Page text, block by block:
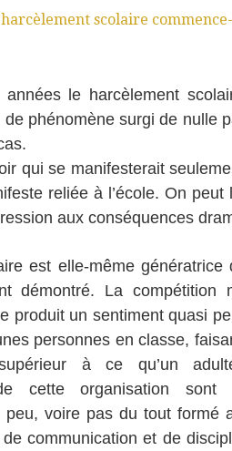
années le harcèlement
phénomène surgi de nulle
qui se manifesterait
reliée à l’école. On peut
aux conséquences
est elle-même
démontré. La
produit un sentiment quasi
personnes en classe,
à ce qu’un
cette organisation
peu, voire pas du tout formé
communication et de